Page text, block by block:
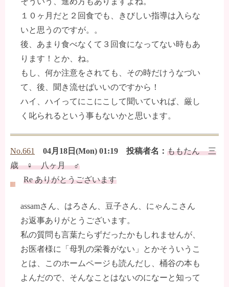
１０ヶ月だと２回食でも、きびしい指導は入らな
いと思うのですが。。
後、あまり食べなくて３回食になってない時もあ
ります！とか、ね。
もし、何か注意をされても、その時だけうなづい
て、後、聞き流せばいいのですから！
ハイ、ハイってにこにこして聞いていれば、厳し
く叱られるという事もないかと思います。
No.661 04月18日(Mon) 01:19 投稿者名： ももたん 三
歳 ♀ 八ヶ月 ♂
Re ありがとうございます
assamさん、はろさん、豆子さん、にゃんこさん
お返事ありがとうございます。
私の質問も言葉たらずだったかもしれませんが、
お医者様に「母乳の栄養がない」とかそういうこ
とは、このホームページも読んだし、桶谷の本も
よんだので、そんなことはないのになーと知って